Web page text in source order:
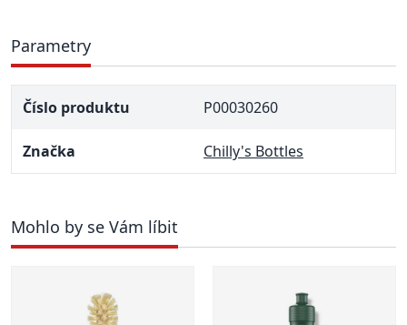
Parametry
Číslo produktu P00030260
Značka Chilly's Bottles
Mohlo by se Vám líbit